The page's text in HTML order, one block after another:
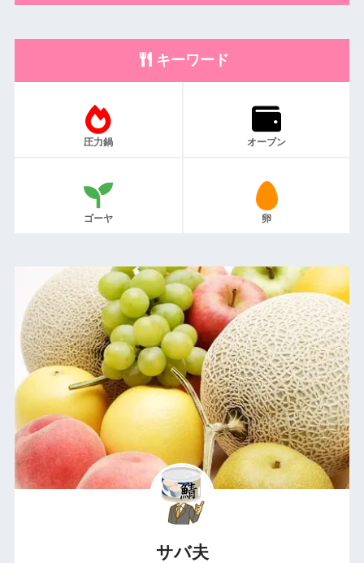
キーワード
圧力鍋 オーブン
ゴーヤ 卵
サバ夫